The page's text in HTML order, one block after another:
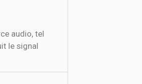
audio, tel
le signal